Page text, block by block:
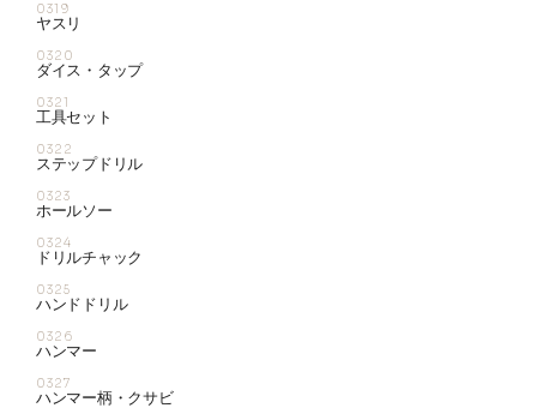
0319
ヤスリ
0320
ダイス・タップ
0321
工具セット
0322
ステップドリル
0323
ホールソー
0324
ドリルチャック
0325
ハンドドリル
0326
ハンマー
0327
ハンマー柄・クサビ